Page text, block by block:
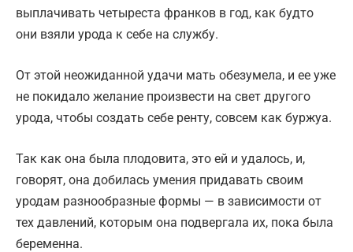
выплачивать четыреста франков в год, как будто
они взяли урода к себе на службу.
От этой неожиданной удачи мать обезумела, и ее уже
не покидало желание произвести на свет другого
урода, чтобы создать себе ренту, совсем как буржуа.
Так как она была плодовита, это ей и удалось, и,
говорят, она добилась умения придавать своим
уродам разнообразные формы — в зависимости от
тех давлений, которым она подвергала их, пока была
беременна.